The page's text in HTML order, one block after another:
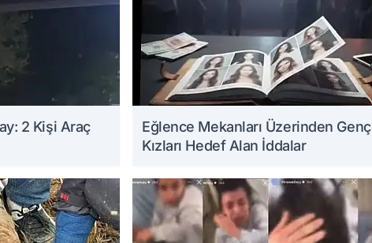
2 Kişi Araç
Eğlence Mekanları Üzerinden Genç
Kızları Hedef Alan İddalar